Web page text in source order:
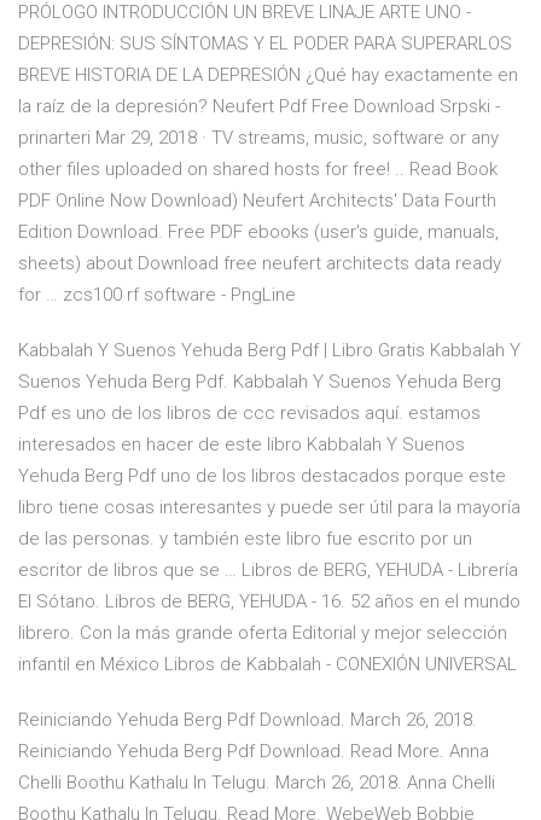
PRÓLOGO INTRODUCCIÓN UN BREVE LINAJE ARTE UNO -
DEPRESIÓN: SUS SÍNTOMAS Y EL PODER PARA SUPERARLOS
BREVE HISTORIA DE LA DEPRESIÓN ¿Qué hay exactamente en
la raíz de la depresión? Neufert Pdf Free Download Srpski -
prinarteri Mar 29, 2018 · TV streams, music, software or any
other files uploaded on shared hosts for free! .. Read Book
PDF Online Now Download) Neufert Architects' Data Fourth
Edition Download. Free PDF ebooks (user's guide, manuals,
sheets) about Download free neufert architects data ready
for … zcs100 rf software - PngLine
Kabbalah Y Suenos Yehuda Berg Pdf | Libro Gratis Kabbalah Y
Suenos Yehuda Berg Pdf. Kabbalah Y Suenos Yehuda Berg
Pdf es uno de los libros de ccc revisados aquí. estamos
interesados en hacer de este libro Kabbalah Y Suenos
Yehuda Berg Pdf uno de los libros destacados porque este
libro tiene cosas interesantes y puede ser útil para la mayoría
de las personas. y también este libro fue escrito por un
escritor de libros que se … Libros de BERG, YEHUDA - Librería
El Sótano. Libros de BERG, YEHUDA - 16. 52 años en el mundo
librero. Con la más grande oferta Editorial y mejor selección
infantil en México Libros de Kabbalah - CONEXIÓN UNIVERSAL
Reiniciando Yehuda Berg Pdf Download. March 26, 2018.
Reiniciando Yehuda Berg Pdf Download. Read More. Anna
Chelli Boothu Kathalu In Telugu. March 26, 2018. Anna Chelli
Boothu Kathalu In Telugu. Read More. WebeWeb Bobbie